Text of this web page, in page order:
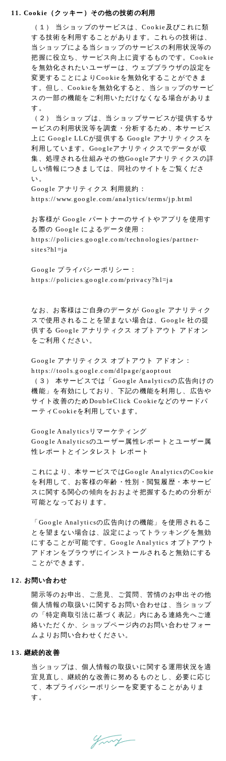
11. Cookie（クッキー）その他の技術の利用
（１） 当ショップのサービスは、Cookie及びこれに類
する技術を利用することがあります。これらの技術は、
当ショップによる当ショップのサービスの利用状況等の
把握に役立ち、サービス向上に資するものです。Cookie
を無効化されたいユーザーは、ウェブブラウザの設定を
変更することによりCookieを無効化することができま
す。但し、Cookieを無効化すると、当ショップのサービ
スの一部の機能をご利用いただけなくなる場合がありま
す。
（２） 当ショップは、当ショップサービスが提供するサ
ービスの利用状況等を調査・分析するため、本サービス
上に Google LLCが提供する Google アナリティクスを
利用しています。Googleアナリティクスでデータが収
集、処理される仕組みその他Googleアナリティクスの詳
しい情報につきましては、同社のサイトをご覧くださ
い。
Google アナリティクス 利用規約：
https://www.google.com/analytics/terms/jp.html
お客様が Google パートナーのサイトやアプリを使用す
る際の Google によるデータ使用：
https://policies.google.com/technologies/partner-
sites?hl=ja
Google プライバシーポリシー：
https://policies.google.com/privacy?hl=ja
なお、お客様はご自身のデータが Google アナリティク
スで使用されることを望まない場合は、Google 社の提
供する Google アナリティクス オプトアウト アドオン
をご利用ください。
Google アナリティクス オプトアウト アドオン：
https://tools.google.com/dlpage/gaoptout
（３） 本サービスでは「Google Analyticsの広告向けの
機能」を有効にしており、下記の機能を利用し、広告や
サイト改善のためDoubleClick Cookieなどのサードパ
ーティCookieを利用しています。
Google Analyticsリマーケティング
Google Analyticsのユーザー属性レポートとユーザー属
性レポートとインタレスト レポート
これにより、本サービスではGoogle AnalyticsのCookie
を利用して、お客様の年齢・性別・閲覧履歴・本サービ
スに関する関心の傾向をおおよそ把握するための分析が
可能となっております。
「Google Analyticsの広告向けの機能」を使用されるこ
とを望まない場合は、設定によってトラッキングを無効
にすることが可能です。Google Analytics オプトアウト
アドオンをブラウザにインストールされると無効にする
ことができます。
12. お問い合わせ
開示等のお申出、ご意見、ご質問、苦情のお申出その他
個人情報の取扱いに関するお問い合わせは、当ショップ
の「特定商取引法に基づく表記」内にある連絡先へご連
絡いただくか、ショップページ内のお問い合わせフォー
ムよりお問い合わせください。
13. 継続的改善
当ショップは、個人情報の取扱いに関する運用状況を適
宜見直し、継続的な改善に努めるものとし、必要に応じ
て、本プライバシーポリシーを変更することがありま
す。